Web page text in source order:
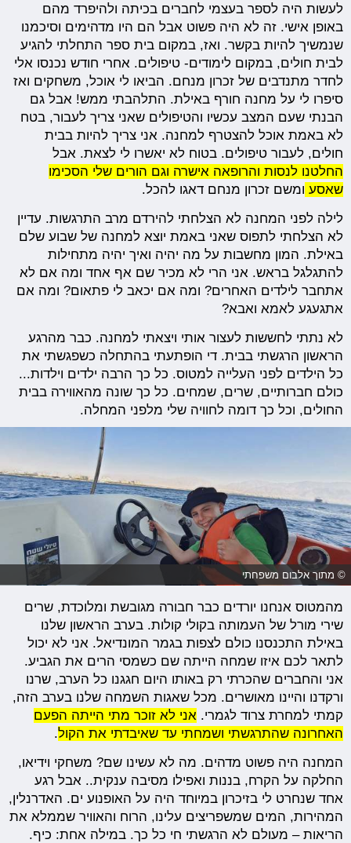
לעשות היה לספר בעצמי לחברים בכיתה ולהיפרד מהם
באופן אישי. זה לא היה פשוט אבל הם היו מדהימים וסיכמנו
שנמשיך להיות בקשר. ואז, במקום בית ספר התחלתי להגיע
לבית חולים, במקום לימודים- טיפולים. אחרי חודש נכנסו אלי
לחדר מתנדבים של זכרון מנחם. הביאו לי אוכל, משחקים ואז
סיפרו לי על מחנה חורף באילת. התלהבתי ממש! אבל גם
הבנתי שעם המצב עכשיו והטיפולים שאני צריך לעבור, בטח
לא באמת אוכל להצטרף למחנה. אני צריך להיות בבית
חולים, לעבור טיפולים. בטוח לא יאשרו לי לצאת. אבל
החלטנו לנסות והרופאה אישרה וגם הורים שלי הסכימו
שאסע ומשם זכרון מנחם דאגו להכל.
לילה לפני המחנה לא הצלחתי להירדם מרב התרגשות. עדיין
לא הצלחתי לתפוס שאני באמת יוצא למחנה של שבוע שלם
באילת. המון מחשבות על מה יהיה ואיך יהיה מתחילות
להתגלגל בראש. אני הרי לא מכיר שם אף אחד ומה אם לא
אתחבר לילדים האחרים? ומה אם יכאב לי פתאום? ומה אם
אתגעגע לאמא ואבא?
לא נתתי לחששות לעצור אותי ויצאתי למחנה. כבר מהרגע
הראשון הרגשתי בבית. די הופתעתי בהתחלה כשפגשתי את
כל הילדים לפני העלייה למטוס. כל כך הרבה ילדים וילדות...
כולם חברותיים, שרים, שמחים. כל כך שונה מהאווירה בבית
החולים, וכל כך דומה לחוויה שלי מלפני המחלה.
© מתוך אלבום משפחתי
מהמטוס אנחנו יורדים כבר חבורה מגובשת ומלוכדת, שרים
שירי מורל של העמותה בקולי קולות. בערב הראשון שלנו
באילת התכנסנו כולם לצפות בגמר המונדיאל. אני לא יכול
לתאר לכם איזו שמחה הייתה שם כשמסי הרים את הגביע.
אני והחברים שהכרתי רק באותו היום חגגנו כל הערב, שרנו
ורקדנו והיינו מאושרים. מכל שאגות השמחה שלנו בערב הזה,
קמתי למחרת צרוד לגמרי. אני לא זוכר מתי הייתה הפעם
האחרונה שהתרגשתי ושמחתי עד שאיבדתי את הקול.
המחנה היה פשוט מדהים. מה לא עשינו שם? משחקי וידיאו,
החלקה על הקרח, בננות ואפילו מסיבה ענקית.. אבל רגע
אחד שנחרט לי בזיכרון במיוחד היה על האופנוע ים. האדרנלין,
המהירות, המים שמשפריצים עלינו, הרוח והאוויר שממלא את
הריאות – מעולם לא הרגשתי חי כל כך. במילה אחת: כיף.